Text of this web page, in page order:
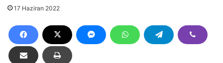
17 Haziran 2022